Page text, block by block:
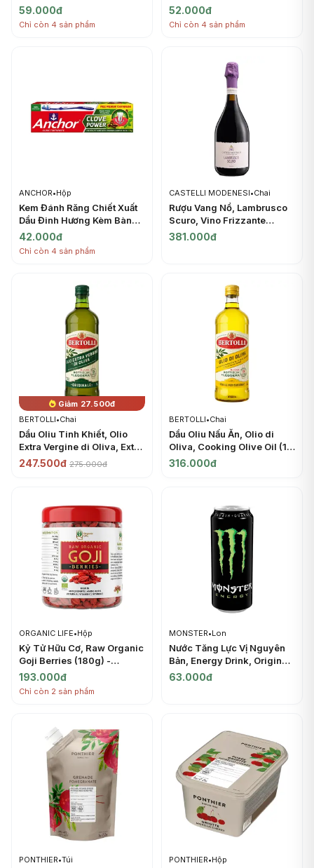
Hydroxyapatite Toothpaste,
Advanced Cavity
Protection with HAP,
59.000đ
Chỉ còn 4 sản phẩm
Toothpaste, Toothbrush
Included (100g) - ANCHOR
52.000đ
Chỉ còn 4 sản phẩm
ANCHOR•Hộp
Kem Đánh Răng Chiết Xuất
Dầu Đinh Hương Kèm Bàn
Chải, Super Clove
Protection Toothpaste,
Clove Power, Toothbrush
42.000đ
Chỉ còn 4 sản phẩm
CASTELLI MODENESI•Chai
Rượu Vang Nổ, Lambrusco
Scuro, Vino Frizzante
Rosso Amabile, 8% (750ml)
381.000đ
Giảm 27.500đ
BERTOLLI•Chai
Dầu Oliu Tinh Khiết, Olio
Extra Vergine di Oliva, Extra
Virgin Olive Oil (1L) -
247.500đ 275.000đ
BERTOLLI•Chai
Dầu Oliu Nấu Ăn, Olio di
Oliva, Cooking Olive Oil (1L)
- BERTOLLI
316.000đ
ORGANIC LIFE•Hộp
Kỷ Tử Hữu Cơ, Raw Organic
Goji Berries (180g) -
ORGANIC LIFE
193.000đ
Chỉ còn 2 sản phẩm
MONSTER•Lon
Nước Tăng Lực Vị Nguyên
Bản, Energy Drink, Original
(500ml) - MONSTER
63.000đ
PONTHIER•Túi PONTHIER•Hộp